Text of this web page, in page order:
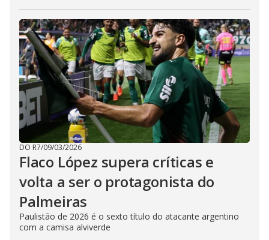
DO R7/09/03/2026
Flaco López supera críticas e
volta a ser o protagonista do
Palmeiras
Paulistão de 2026 é o sexto título do atacante argentino
com a camisa alviverde